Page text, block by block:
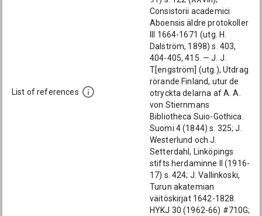
List of references
Consistorii academici
Aboensis äldre protokoller
III 1664-1671 (utg. H.
Dalström, 1898) s. 403,
404-405, 415. — J. J.
T[engström] (utg.), Utdrag
rörande Finland, utur de
otryckta delarna af A. A.
von Stiernmans
Bibliotheca Suio-Gothica.
Suomi 4 (1844) s. 325; J.
Westerlund och J.
Setterdahl, Linköpings
stifts herdaminne II (1916-
17) s. 424; J. Vallinkoski,
Turun akatemian
väitöskirjat 1642-1828.
HYKJ 30 (1962-66) #710G;